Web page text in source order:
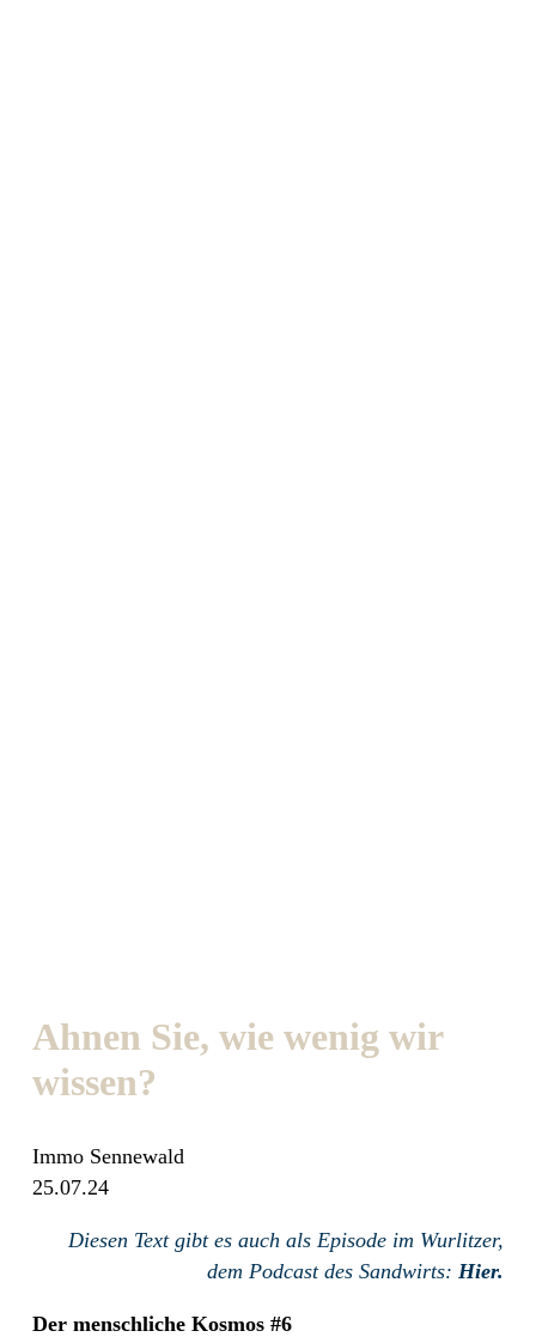
Ahnen Sie, wie wenig wir
wissen?
Immo Sennewald
25.07.24
Diesen Text gibt es auch als Episode im Wurlitzer,
dem Podcast des Sandwirts: Hier.
Der menschliche Kosmos #6